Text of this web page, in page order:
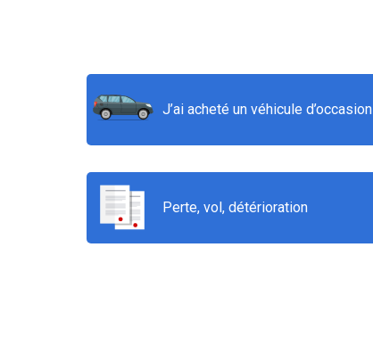
J’ai acheté un véhicule d’occasion
Perte, vol, détérioration